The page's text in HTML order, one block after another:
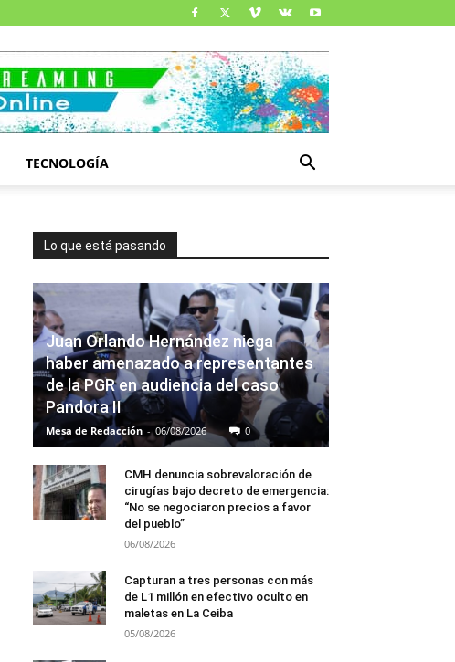
TECNOLOGÍA
Lo que está pasando
Juan Orlando Hernández niega
haber amenazado a representantes
de la PGR en audiencia del caso
Pandora II
Mesa de Redacción - 06/08/2026 0
CMH denuncia sobrevaloración de
cirugías bajo decreto de emergencia:
“No se negociaron precios a favor
del pueblo”
06/08/2026
Capturan a tres personas con más
de L1 millón en efectivo oculto en
maletas en La Ceiba
05/08/2026